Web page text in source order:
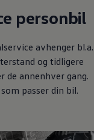
personbil
avhenger bl.a.
og tidligere
de annenhver gang.
passer din bil.